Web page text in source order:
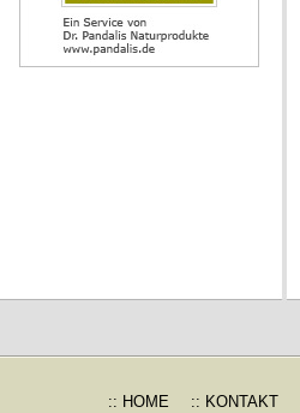
:: HOME :: KONTAKT